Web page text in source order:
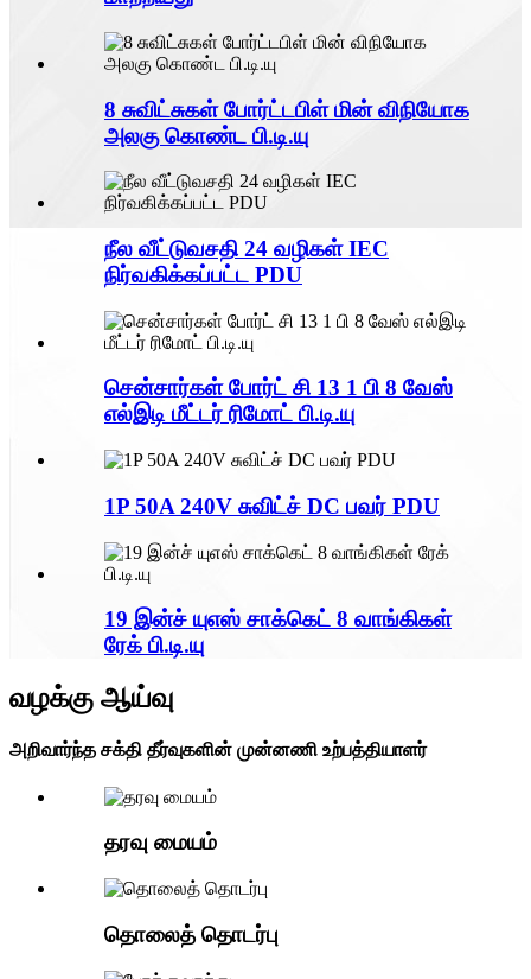
8 சுவிட்சுகள் போர்ட்டபிள் மின் விநியோக
அலகு கொண்ட பி.டி.யு
நீல வீட்டுவசதி 24 வழிகள் IEC
நிர்வகிக்கப்பட்ட PDU
சென்சார்கள் போர்ட் சி 13 1 பி 8 வேஸ்
எல்இடி மீட்டர் ரிமோட் பி.டி.யு
1P 50A 240V சுவிட்ச் DC பவர் PDU
19 இன்ச் யுஎஸ் சாக்கெட் 8 வாங்கிகள்
ரேக் பி.டி.யு
வழக்கு ஆய்வு
அறிவார்ந்த சக்தி தீர்வுகளின் முன்னணி உற்பத்தியாளர்
தரவு மையம்
தொலைத் தொடர்பு